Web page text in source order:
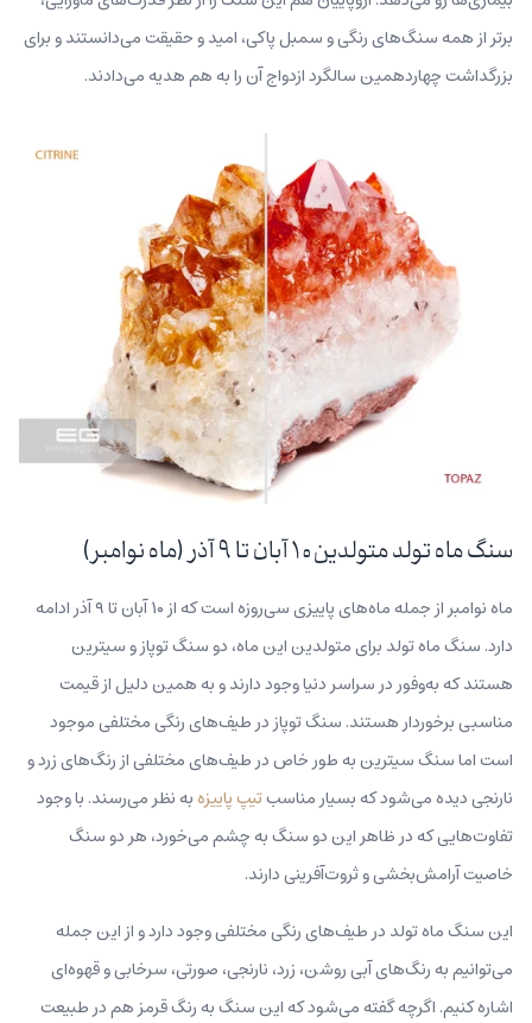
برتر از همه سنگ‌های رنگی و سمبل پاکی، امید و حقیقت می‌دانستند و برای
بزرگداشت چهاردهمین سالگرد ازدواج آن را به هم هدیه می‌دادند.
سنگ ماه تولد متولدین ۱۰ آبان تا ۹ آذر (ماه نوامبر)
ماه نوامبر از جمله ماه‌های پاییزی سی‌روزه است که از ۱۰ آبان تا ۹ آذر ادامه
دارد. سنگ ماه تولد برای متولدین این ماه، دو سنگ توپاز و سیترین
هستند که به‌وفور در سراسر دنیا وجود دارند و به همین دلیل از قیمت
مناسبی برخوردار هستند. سنگ توپاز در طیف‌های رنگی مختلفی موجود
است اما سنگ سیترین به طور خاص در طیف‌های مختلفی از رنگ‌های زرد و
نارنجی دیده می‌شود که بسیار مناسبتیپ پاییزهبه نظر می‌رسند. با وجود
تفاوت‌هایی که در ظاهر این دو سنگ به چشم می‌خورد،‌ هر دو سنگ
خاصیت آرامش‌بخشی و ثروت‌آفرینی دارند.
این سنگ ماه تولد در طیف‌های رنگی مختلفی وجود دارد و از این جمله
می‌توانیم به رنگ‌های آبی روشن، زرد،‌ نارنجی، صورتی،‌ سرخابی و قهوه‌ای
اشاره کنیم. اگرچه گفته می‌شود که این سنگ به رنگ قرمز هم در طبیعت